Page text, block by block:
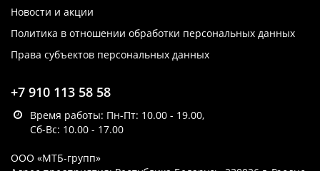
Новости и акции
Политика в отношении обработки персональных данных
Права субъектов персональных данных
+7 910 113 58 58
Время работы: Пн-Пт: 10.00 - 19.00,
Сб-Вс: 10.00 - 17.00
ООО «МТБ-групп»